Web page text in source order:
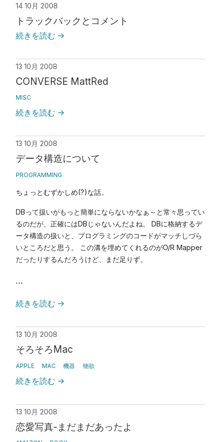
14 10月 2008
トラックバックとコメント
続きを読む →
13 10月 2008
CONVERSE MattRed
MISC
続きを読む →
13 10月 2008
データ構造について
PROGRAMMING
ちょっとむずかしめ(?)な話。
DBって扱いがもっと簡単にならないかなぁ～と常々思ってい
るのだが、正確にはDBじゃないんだよね。 DBに格納するデ
ータ構造の扱いと、プログラミングのコードがマッチしづら
いところだと思う。 この溝を埋めてくれるのがO/R Mapper
だったりするんだろうけど、まだ足りず。
…
続きを読む →
13 10月 2008
そろそろMac
APPLE MAC 機器 物欲
続きを読む →
13 10月 2008
恋愛写真-まだまだあったよ